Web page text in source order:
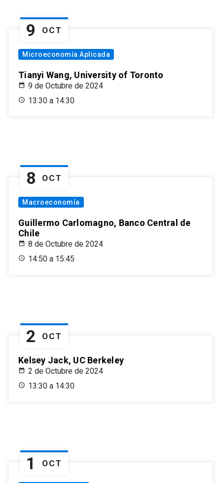
9 OCT
Microeconomía Aplicada
Tianyi Wang, University of Toronto
9 de Octubre de 2024
13:30 a 14:30
8 OCT
Macroeconomía
Guillermo Carlomagno, Banco Central de
Chile
8 de Octubre de 2024
14:50 a 15:45
2 OCT
Kelsey Jack, UC Berkeley
2 de Octubre de 2024
13:30 a 14:30
1 OCT